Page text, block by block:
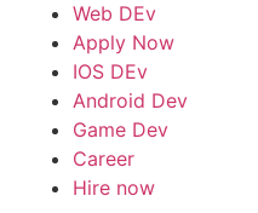
Web DEv
Apply Now
IOS DEv
Android Dev
Game Dev
Career
Hire now